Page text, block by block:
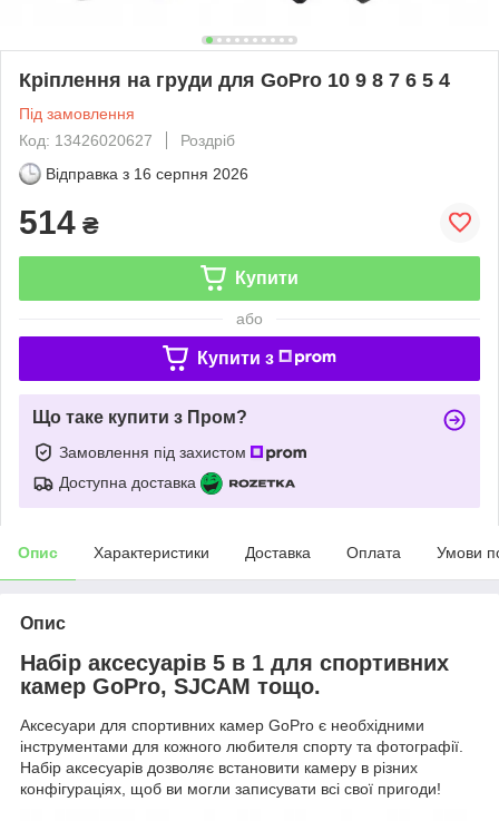
Кріплення на груди для GoPro 10 9 8 7 6 5 4
Під замовлення
Код: 13426020627
Роздріб
Відправка з 16 серпня 2026
514 ₴
Купити
або
Купити з
Що таке купити з Пром?
Замовлення під захистом
Доступна доставка
Опис Характеристики Доставка Оплата Умови
Опис
Набір аксесуарів 5 в 1 для спортивних
камер GoPro, SJCAM тощо.
Аксесуари для спортивних камер GoPro є необхідними
інструментами для кожного любителя спорту та фотографії.
Набір аксесуарів дозволяє встановити камеру в різних
конфігураціях, щоб ви могли записувати всі свої пригоди!